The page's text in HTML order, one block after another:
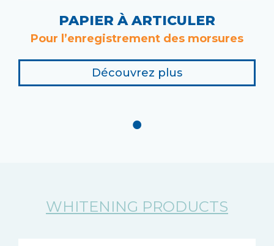
PAPIER À ARTICULER
Pour l’enregistrement des morsures
Découvrez plus
WHITENING PRODUCTS